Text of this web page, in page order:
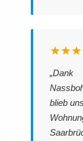
„Dank
blieb